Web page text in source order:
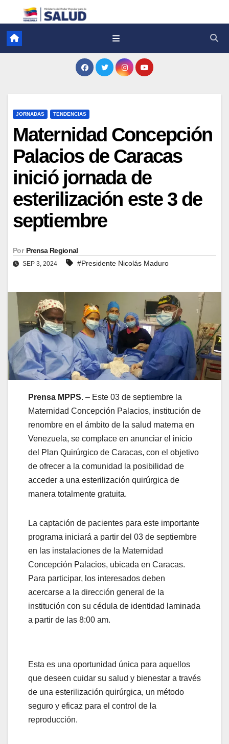
JORNADAS TENDENCIAS
Maternidad Concepción
Palacios de Caracas
inició jornada de
esterilización este 3 de
septiembre
Por Prensa Regional
SEP 3, 2024 #Presidente Nicolás Maduro
Prensa MPPS. – Este 03 de septiembre la
Maternidad Concepción Palacios, institución de
renombre en el ámbito de la salud materna en
Venezuela, se complace en anunciar el inicio
del Plan Quirúrgico de Caracas, con el objetivo
de ofrecer a la comunidad la posibilidad de
acceder a una esterilización quirúrgica de
manera totalmente gratuita.
La captación de pacientes para este importante
programa iniciará a partir del 03 de septiembre
en las instalaciones de la Maternidad
Concepción Palacios, ubicada en Caracas.
Para participar, los interesados deben
acercarse a la dirección general de la
institución con su cédula de identidad laminada
a partir de las 8:00 am.
Esta es una oportunidad única para aquellos
que deseen cuidar su salud y bienestar a través
de una esterilización quirúrgica, un método
seguro y eficaz para el control de la
reproducción.